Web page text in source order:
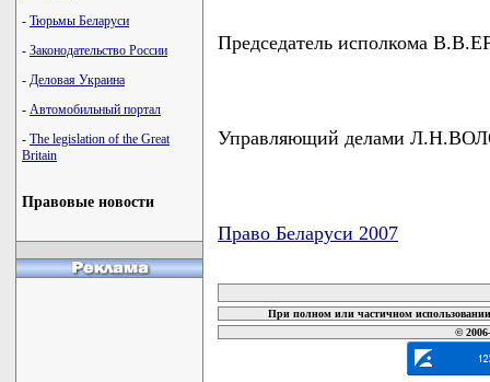
- Тюрьмы Беларуси
- Законодательство России
- Деловая Украина
- Автомобильный портал
- The legislation of the Great
Britain
Правовые новости
Председатель исполкома
Управляющий делами
Право Беларуси 2007
При полном или частичном
©